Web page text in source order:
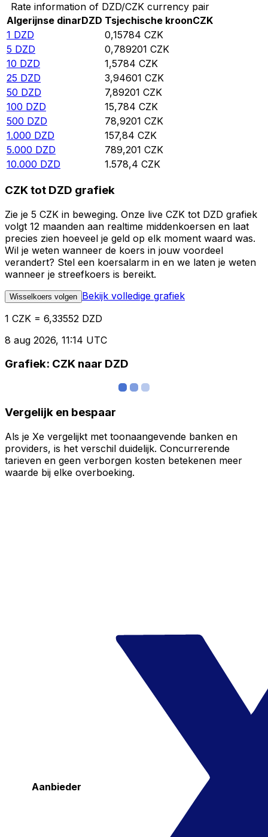
Rate information of DZD/CZK currency pair
Algerijnse dinarDZD Tsjechische kroonCZK
1 DZD 0,15784 CZK
5 DZD 0,789201 CZK
10 DZD 1,5784 CZK
25 DZD 3,94601 CZK
50 DZD 7,89201 CZK
100 DZD 15,784 CZK
500 DZD 78,9201 CZK
1.000 DZD 157,84 CZK
5.000 DZD 789,201 CZK
10.000 DZD 1.578,4 CZK
CZK tot DZD grafiek
Zie je 5 CZK in beweging. Onze live CZK tot DZD grafiek
volgt 12 maanden aan realtime middenkoersen en laat
precies zien hoeveel je geld op elk moment waard was.
Wil je weten wanneer de koers in jouw voordeel
verandert? Stel een koersalarm in en we laten je weten
wanneer je streefkoers is bereikt.
Wisselkoers volgen Bekijk volledige grafiek
1 CZK = 6,33552 DZD
8 aug 2026, 11:14 UTC
Grafiek: CZK naar DZD
Vergelijk en bespaar
Als je Xe vergelijkt met toonaangevende banken en
providers, is het verschil duidelijk. Concurrerende
tarieven en geen verborgen kosten betekenen meer
waarde bij elke overboeking.
Aanbieder